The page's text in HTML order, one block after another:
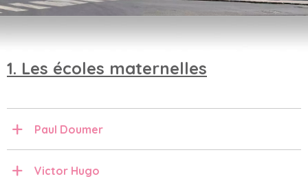
1. Les écoles maternelles
Paul Doumer
Victor Hugo